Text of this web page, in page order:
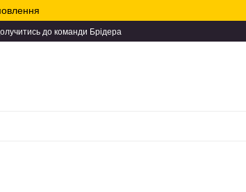
до команди Брідера